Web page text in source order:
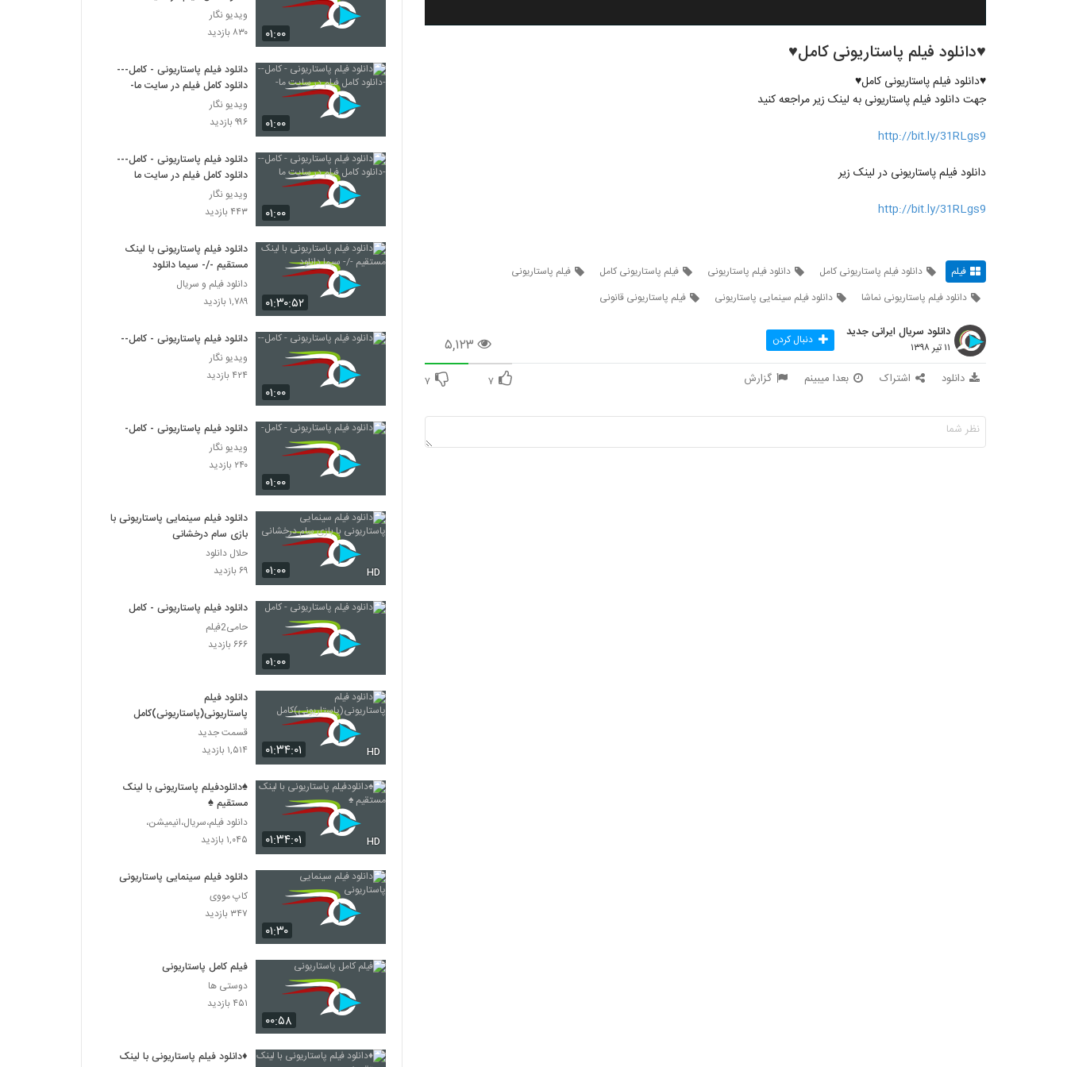
♥دانلود فیلم پاستاریونی کامل♥
♥دانلود فیلم پاستاریونی کامل♥
جهت دانلود فیلم پاستاریونی به لینک زیر مراجعه کنید
http://bit.ly/31RLgs9
دانلود فیلم پاستاریونی در لینک زیر
http://bit.ly/31RLgs9
فیلم دانلود فیلم پاستاریونی کامل دانلود فیلم پاستاریونی فیلم پاستاریونی کامل
فیلم پاستاریونی
دانلود فیلم پاستاریونی نماشا
دانلود فیلم سینمایی پاستاریونی فیلم پاستاریونی قانونی
۵,۱۲۳
دانلود سریال ایرانی جدید
۱۱ تیر ۱۳۹۸ دنبال کردن
دانلود اشتراک بعدا میبینم گزارش ۷ ۷
۰۱:۰۰
ویدیو نگار
۸۳۰ بازدید
۰۱:۰۰
دانلود فیلم پاستاریونی - کامل---
دانلود کامل فیلم در سایت ما-
ویدیو نگار
۹۹۶ بازدید
۰۱:۰۰
دانلود فیلم پاستاریونی - کامل---
دانلود کامل فیلم در سایت ما
ویدیو نگار
۴۴۳ بازدید
۰۱:۳۰:۵۲
دانلود فیلم پاستاریونی با لینک
مستقیم -/- سیما دانلود
دانلود فیلم و سریال
۱,۷۸۹ بازدید
۰۱:۰۰
دانلود فیلم پاستاریونی - کامل--
ویدیو نگار
۴۲۴ بازدید
۰۱:۰۰
دانلود فیلم پاستاریونی - کامل-
ویدیو نگار
۲۴۰ بازدید
۰۱:۰۰ HD
دانلود فیلم سینمایی پاستاریونی با
بازی سام درخشانی
حلال دانلود
۶۹ بازدید
۰۱:۰۰
دانلود فیلم پاستاریونی - کامل
حامی2فیلم
۶۶۶ بازدید
۰۱:۳۴:۰۱ HD
دانلود فیلم
پاستاریونی(پاستاریونی)کامل
قسمت جدید
۱,۵۱۴ بازدید
۰۱:۳۴:۰۱ HD
♠دانلودفیلم پاستاریونی با لینک
مستقیم ♠
دانلود فیلم،سریال،انیمیشن،
۱,۰۴۵ بازدید
۰۱:۳۰
دانلود فیلم سینمایی پاستاریونی
کاپ مووی
۳۴۷ بازدید
۰۰:۵۸
فیلم کامل پاستاریونی
دوستی ها
۴۵۱ بازدید
♦دانلود فیلم پاستاریونی با لینک